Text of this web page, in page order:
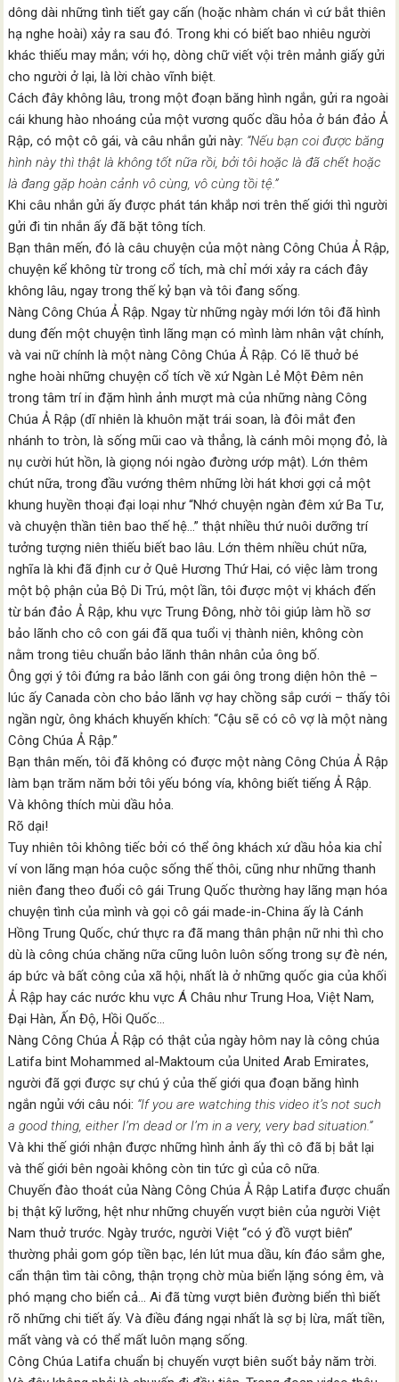
dông dài những tình tiết gay cấn (hoặc nhàm chán vì cứ bắt thiên
hạ nghe hoài) xảy ra sau đó. Trong khi có biết bao nhiêu người
khác thiếu may mắn; với họ, dòng chữ viết vội trên mảnh giấy gửi
cho người ở lại, là lời chào vĩnh biệt.
Cách đây không lâu, trong một đoạn băng hình ngắn, gửi ra ngoài
cái khung hào nhoáng của một vương quốc dầu hỏa ở bán đảo Ả
Rập, có một cô gái, và câu nhắn gửi này: “Nếu bạn coi được băng
hình này thì thật là không tốt nữa rồi, bởi tôi hoặc là đã chết hoặc
là đang gặp hoàn cảnh vô cùng, vô cùng tồi tệ.”
Khi câu nhắn gửi ấy được phát tán khắp nơi trên thế giới thì người
gửi đi tin nhắn ấy đã bặt tông tích.
Bạn thân mến, đó là câu chuyện của một nàng Công Chúa Ả Rập,
chuyện kể không từ trong cổ tích, mà chỉ mới xảy ra cách đây
không lâu, ngay trong thế kỷ bạn và tôi đang sống.
Nàng Công Chúa Ả Rập. Ngay từ những ngày mới lớn tôi đã hình
dung đến một chuyện tình lãng mạn có mình làm nhân vật chính,
và vai nữ chính là một nàng Công Chúa Ả Rập. Có lẽ thuở bé
nghe hoài những chuyện cổ tích về xứ Ngàn Lẻ Một Đêm nên
trong tâm trí in đặm hình ảnh mượt mà của những nàng Công
Chúa Ả Rập (dĩ nhiên là khuôn mặt trái soan, là đôi mắt đen
nhánh to tròn, là sống mũi cao và thẳng, là cánh môi mọng đỏ, là
nụ cười hút hồn, là giọng nói ngào đường ướp mật). Lớn thêm
chút nữa, trong đầu vướng thêm những lời hát khơi gợi cả một
khung huyền thoại đại loại như “Nhớ chuyện ngàn đêm xứ Ba Tư,
và chuyện thần tiên bao thế hệ…” thật nhiều thứ nuôi dưỡng trí
tưởng tượng niên thiếu biết bao lâu. Lớn thêm nhiều chút nữa,
nghĩa là khi đã định cư ở Quê Hương Thứ Hai, có việc làm trong
một bộ phận của Bộ Di Trú, một lần, tôi được một vị khách đến
từ bán đảo Ả Rập, khu vực Trung Đông, nhờ tôi giúp làm hồ sơ
bảo lãnh cho cô con gái đã qua tuổi vị thành niên, không còn
nằm trong tiêu chuẩn bảo lãnh thân nhân của ông bố.
Ông gợi ý tôi đứng ra bảo lãnh con gái ông trong diện hôn thê –
lúc ấy Canada còn cho bảo lãnh vợ hay chồng sắp cưới – thấy tôi
ngần ngừ, ông khách khuyến khích: “Cậu sẽ có cô vợ là một nàng
Công Chúa Ả Rập.”
Bạn thân mến, tôi đã không có được một nàng Công Chúa Ả Rập
làm bạn trăm năm bởi tôi yếu bóng vía, không biết tiếng Ả Rập.
Và không thích mùi dầu hỏa.
Rõ dại!
Tuy nhiên tôi không tiếc bởi có thể ông khách xứ dầu hỏa kia chỉ
ví von lãng mạn hóa cuộc sống thế thôi, cũng như những thanh
niên đang theo đuổi cô gái Trung Quốc thường hay lãng mạn hóa
chuyện tình của mình và gọi cô gái made-in-China ấy là Cánh
Hồng Trung Quốc, chứ thực ra đã mang thân phận nữ nhi thì cho
dù là công chúa chăng nữa cũng luôn luôn sống trong sự đè nén,
áp bức và bất công của xã hội, nhất là ở những quốc gia của khối
Ả Rập hay các nước khu vực Á Châu như Trung Hoa, Việt Nam,
Đại Hàn, Ấn Độ, Hồi Quốc…
Nàng Công Chúa Ả Rập có thật của ngày hôm nay là công chúa
Latifa bint Mohammed al-Maktoum của United Arab Emirates,
người đã gợi được sự chú ý của thế giới qua đoạn băng hình
ngắn ngủi với câu nói: “If you are watching this video it’s not such
a good thing, either I’m dead or I’m in a very, very bad situation.”
Và khi thế giới nhận được những hình ảnh ấy thì cô đã bị bắt lại
và thế giới bên ngoài không còn tin tức gì của cô nữa.
Chuyến đào thoát của Nàng Công Chúa Ả Rập Latifa được chuẩn
bị thật kỹ lưỡng, hệt như những chuyến vượt biên của người Việt
Nam thuở trước. Ngày trước, người Việt “có ý đồ vượt biên”
thường phải gom góp tiền bạc, lén lút mua dầu, kín đáo sắm ghe,
cẩn thận tìm tài công, thận trọng chờ mùa biển lặng sóng êm, và
phó mạng cho biển cả… Ai đã từng vượt biên đường biển thì biết
rõ những chi tiết ấy. Và điều đáng ngại nhất là sợ bị lừa, mất tiền,
mất vàng và có thể mất luôn mạng sống.
Công Chúa Latifa chuẩn bị chuyến vượt biên suốt bảy năm trời.